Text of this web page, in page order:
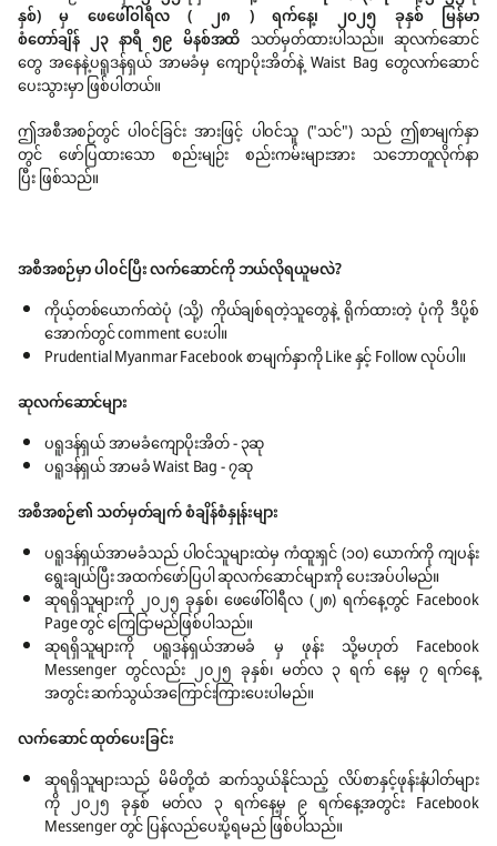
နှစ်) မှ ဖေဖေါ်ဝါရီလ ( ၂၈ ) ရက်နေ့၊ ၂၀၂၅ ခုနှစ် မြန်မာ
စံတော်ချိန် ၂၃ နာရီ ၅၉ မိနစ်အထိ သတ်မှတ်ထားပါသည်။ ဆုလက်ဆောင်
တွေ အနေနဲ့ ပရူဒန်ရှယ် အာမခံမှ ကျောပိုးအိတ်နဲ့ Waist Bag တွေလက်ဆောင်
ပေးသွားမှာ ဖြစ်ပါတယ်။
ဤအစီအစဉ်တွင် ပါဝင်ခြင်း အားဖြင့် ပါဝင်သူ ("သင်") သည် ဤစာမျက်နှာ
တွင် ဖော်ပြထားသော စည်းမျဉ်း စည်းကမ်းများအား သဘောတူလိုက်နာ
ပြီး ဖြစ်သည်။
အစီအစဉ်မှာပါ၀င်ပြီးလက်ဆောင်ကိုဘယ်လိုရယူမလဲ?
ကိုယ့်တစ်ယောက်ထဲပုံ (သို့) ကိုယ်ချစ်ရတဲ့သူတွေနဲ့ ရိုက်ထားတဲ့ ပုံကို ဒီပို့စ်
အောက်တွင် comment ပေးပါ။
Prudential Myanmar Facebook စာမျက်နှာကို Like နှင့် Follow လုပ်ပါ။
ဆုလက်ဆောင်များ
ပရူဒန်ရှယ် အာမခံကျောပိုးအိတ် - ၃ဆု
ပရူဒန်ရှယ် အာမခံ Waist Bag - ၇ဆု
အစီအစဉ်၏သတ်မှတ်ချက်စံချိန်စံနှုန်းများ
ပရူဒန်ရှယ်အာမခံသည် ပါဝင်သူများထဲမှ ကံထူးရှင် (၁၀) ယောက်ကို ကျပန်း
ရွေးချယ်ပြီး အထက်ဖော်ပြပါ ဆုလက်ဆောင်များကို ပေးအပ်ပါမည်။
ဆုရရှိသူများကို ၂၀၂၅ ခုနှစ်၊ ဖေဖေါ်ဝါရီလ (၂၈) ရက်နေ့တွင် Facebook
Page တွင် ကြေငြာမည်ဖြစ်ပါသည်။
ဆုရရှိသူများကို ပရူဒန်ရှယ်အာမခံ မှ ဖုန်း သို့မဟုတ် Facebook
Messenger တွင်လည်း ၂၀၂၅ ခုနှစ်၊ မတ်လ ၃ ရက် နေ့မှ ၇ ရက်နေ့
အတွင်း ဆက်သွယ်အကြောင်းကြားပေးပါမည်။
လက်ဆောင်ထုတ်ပေးခြင်း
ဆုရရှိသူများသည် မိမိတို့ထံ ဆက်သွယ်နိုင်သည့် လိပ်စာနှင့်ဖုန်းနံပါတ်များ
ကို ၂၀၂၅ ခုနှစ် မတ်လ ၃ ရက်နေ့မှ ၉ ရက်နေ့အတွင်း Facebook
Messenger တွင် ပြန်လည်ပေးပို့ရမည် ဖြစ်ပါသည်။